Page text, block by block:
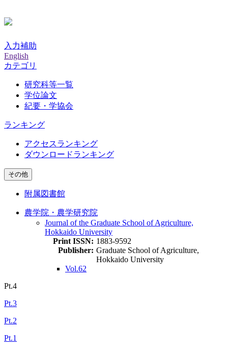
入力補助
English
カテゴリ
研究科等一覧
学位論文
紀要・学協会
ランキング
アクセスランキング
ダウンロードランキング
その他
附属図書館
農学院・農学研究院
Journal of the Graduate School of Agriculture,
Hokkaido University
Print ISSN: 1883-9592
Publisher: Graduate School of Agriculture,
Hokkaido University
Vol.62
Pt.4
Pt.3
Pt.2
Pt.1